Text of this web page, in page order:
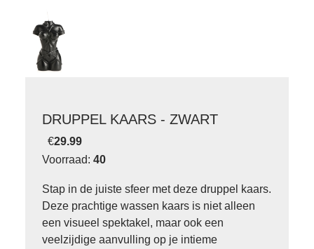
DRUPPEL KAARS - ZWART
€29.99
Voorraad: 40
Stap in de juiste sfeer met deze druppel kaars.
Deze prachtige wassen kaars is niet alleen
een visueel spektakel, maar ook een
veelzijdige aanvulling op je intieme